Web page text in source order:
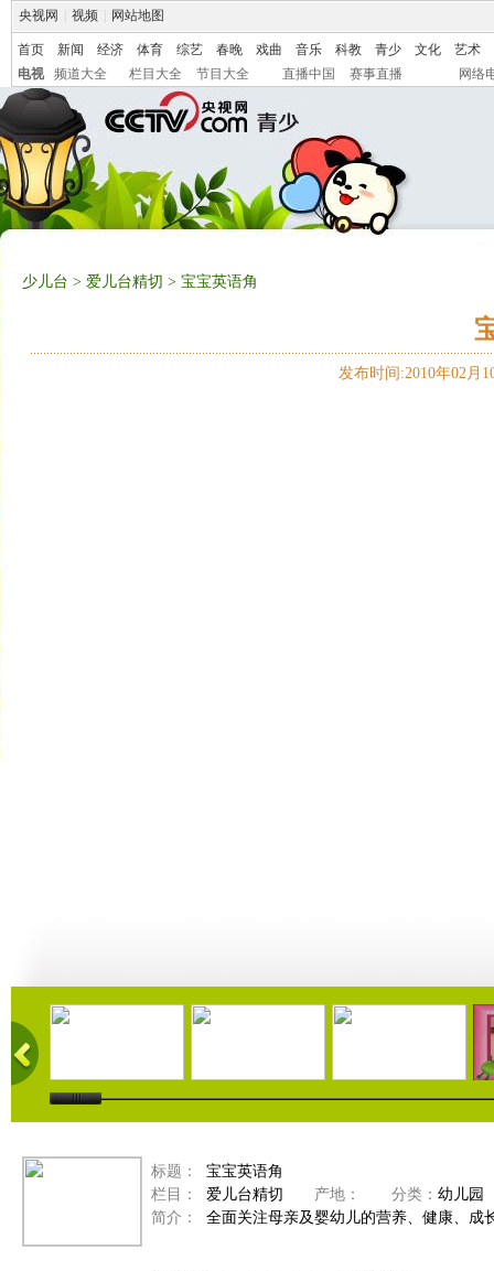
央视网 视频 网站地图
首页 新闻 经济 体育 综艺 春晚 戏曲 音乐 科教 青少 文化
艺术
电视
频道大全 栏目大全 节目大全 直播中国 赛事直播 网络
少儿台 > 爱儿台精切 > 宝宝英语角
发布时间:2010年02月
21:58 01:43 02:58
标题：
宝宝英语角
栏目：
爱儿台精切 产地： 分类： 幼儿园
简介：
全面关注母亲及婴幼儿的营养、健康、成